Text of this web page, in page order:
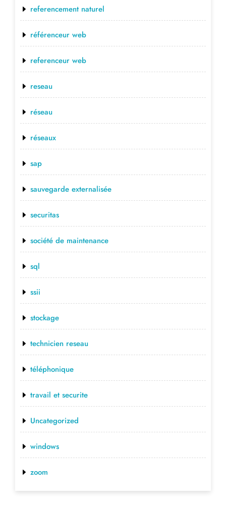
referencement naturel
référenceur web
referenceur web
reseau
réseau
réseaux
sap
sauvegarde externalisée
securitas
société de maintenance
sql
ssii
stockage
technicien reseau
téléphonique
travail et securite
Uncategorized
windows
zoom